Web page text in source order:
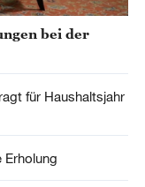
bei der
für Haushaltsjahr
Erholung